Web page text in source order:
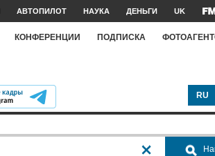
АВТОПИЛОТ НАУКА ДЕНЬГИ UK
КОНФЕРЕНЦИИ ПОДПИСКА
RU